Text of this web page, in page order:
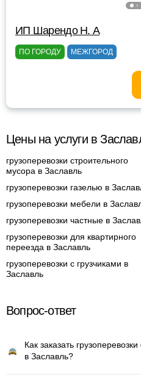
ИП Шарендо Н. А
ПО ГОРОДУ МЕЖГОРОД
Цены на услуги в
грузоперевозки строительного
мусора в Заславль
грузоперевозки газелью в
грузоперевозки мебели в
грузоперевозки частные в
грузоперевозки для квартирного
переезда в Заславль
грузоперевозки с грузчиками в
Заславль
Вопрос-ответ
Как заказать
в Заславль?